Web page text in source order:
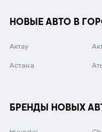
НОВЫЕ АВТО В
Актау
Астана
БРЕНДЫ НОВЫХ